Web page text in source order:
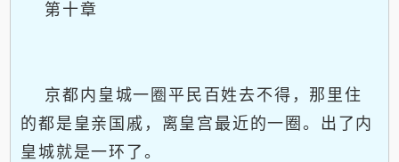
第十章
京都内皇城一圈平民百姓去不得，那里住
的都是皇亲国戚，离皇宫最近的一圈。出了内
皇城就是一环了。